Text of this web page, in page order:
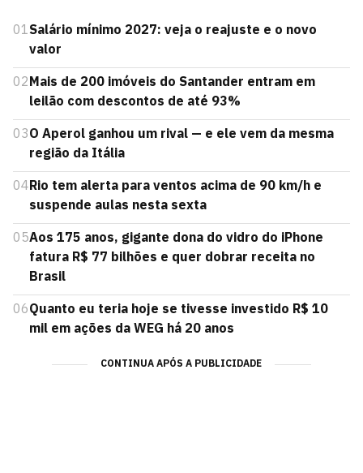
01Salário mínimo 2027: veja o reajuste e o novo
valor
02Mais de 200 imóveis do Santander entram em
leilão com descontos de até 93%
03O Aperol ganhou um rival — e ele vem da mesma
região da Itália
04Rio tem alerta para ventos acima de 90 km/h e
suspende aulas nesta sexta
05Aos 175 anos, gigante dona do vidro do iPhone
fatura R$ 77 bilhões e quer dobrar receita no
Brasil
06Quanto eu teria hoje se tivesse investido R$ 10
mil em ações da WEG há 20 anos
CONTINUA APÓS A PUBLICIDADE